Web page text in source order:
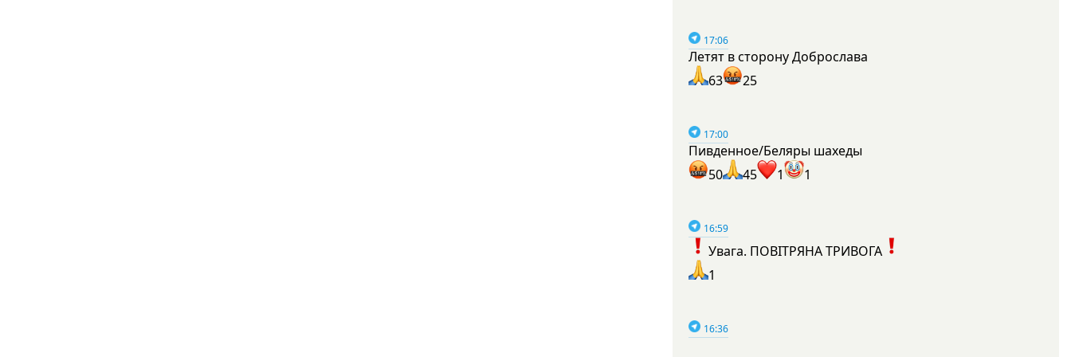
17:06
Летят в сторону Доброслава
63
25
17:00
Пивденное/Беляры шахеды
50
45 1 1
16:59
Увага. ПОВІТРЯНА ТРИВОГА
1
16:36